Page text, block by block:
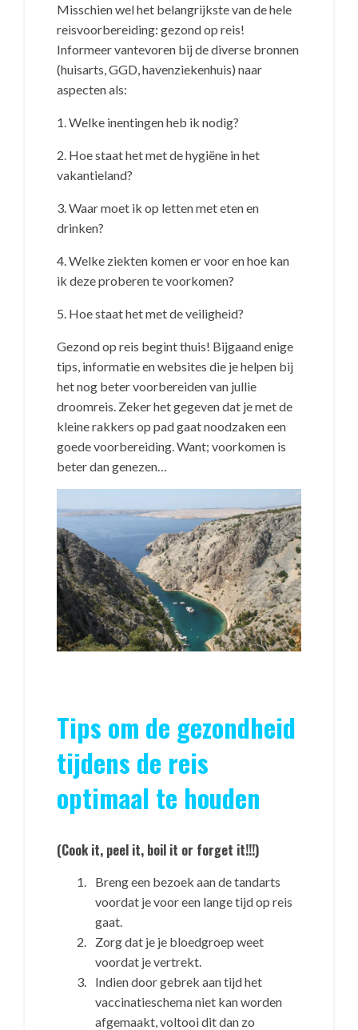
Misschien wel het belangrijkste van de hele
reisvoorbereiding: gezond op reis!
Informeer vantevoren bij de diverse bronnen
(huisarts, GGD, havenziekenhuis) naar
aspecten als:
1. Welke inentingen heb ik nodig?
2. Hoe staat het met de hygiëne in het
vakantieland?
3. Waar moet ik op letten met eten en
drinken?
4. Welke ziekten komen er voor en hoe kan
ik deze proberen te voorkomen?
5. Hoe staat het met de veiligheid?
Gezond op reis begint thuis! Bijgaand enige
tips, informatie en websites die je helpen bij
het nog beter voorbereiden van jullie
droomreis. Zeker het gegeven dat je met de
kleine rakkers op pad gaat noodzaken een
goede voorbereiding. Want; voorkomen is
beter dan genezen…
Tips om de gezondheid
tijdens de reis
optimaal te houden
(Cook it, peel it, boil it or forget it!!!)
Breng een bezoek aan de tandarts
voordat je voor een lange tijd op reis
gaat.
Zorg dat je je bloedgroep weet
voordat je vertrekt.
Indien door gebrek aan tijd het
vaccinatieschema niet kan worden
afgemaakt, voltooi dit dan zo